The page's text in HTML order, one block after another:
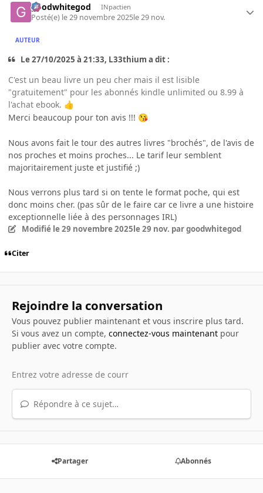
goodwhitegod INpactien
Posté(e) le 29 novembre 2025le 29 nov.
AUTEUR
Le 27/10/2025 à 21:33, L33thium a dit :
C'est un beau livre un peu cher mais il est lisible
"gratuitement" pour les abonnés kindle unlimited ou 8.99 à
l'achat ebook. 👍
Merci beaucoup pour ton avis !!! 😘
Nous avons fait le tour des autres livres "brochés", de l'avis de
nos proches et moins proches... Le tarif leur semblent
majoritairement juste et justifié ;)
Nous verrons plus tard si on tente le format poche, qui est
donc moins cher. (pas sûr de le faire car ce livre a une histoire
exceptionnelle liée à des personnages IRL)
Modifié le 29 novembre 2025le 29 nov. par goodwhitegod
Citer
Rejoindre la conversation
Vous pouvez publier maintenant et vous inscrire plus tard.
Si vous avez un compte, connectez-vous maintenantpour
publier avec votre compte.
Répondre à ce sujet…
Partager Abonnés